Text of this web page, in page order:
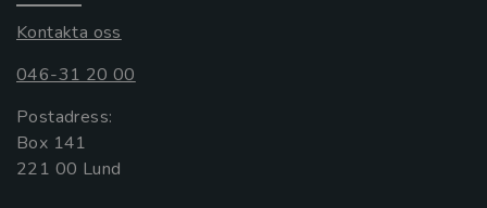
Kontakta oss
046-31 20 00
Postadress:
Box 141
221 00 Lund